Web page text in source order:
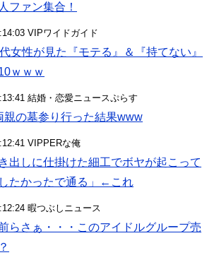
ファン集合！
VIPワイドガイド
女性が見た『モテる』＆『持てない』
ｗｗｗ
結婚・恋愛ニュースぷらす
親の墓参り行った結果www
VIPPERな俺
出しに仕掛けた細工でボヤが起こって
たかったで通る」←これ
暇つぶしニュース
らさぁ・・・このアイドルグループ売